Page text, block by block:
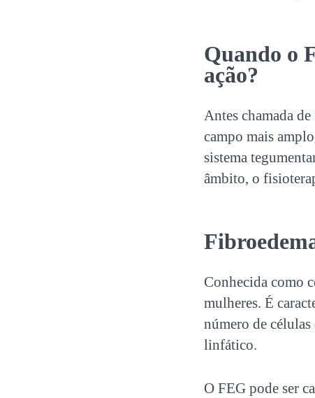
Quando o
ação?
Antes chamada
campo mais
sistema
âmbito, o
Conhecida como
mulheres. É
número de
linfático.
O FEG pode ser